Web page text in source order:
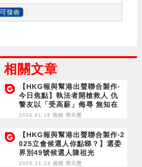
相關文章
【HKG報與幫港出聲聯合製作‧
今日焦點】執法者開槍救人 仇
警友以「受高薪」侮辱 無知在
哪？不寫求情信 寧笑著與佩洛
2026.01.16 視頻 周天慧
【HKG報與幫港出聲聯合製作‧2
025立會候選人你點睇？】選委
界別49號候選人陳祖光
2025.11.13 視頻 周天慧